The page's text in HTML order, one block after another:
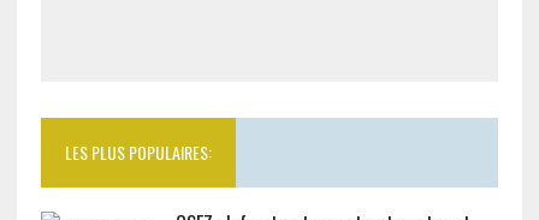
LES PLUS POPULAIRES: